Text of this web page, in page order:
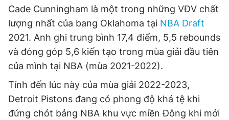
Cade Cunningham là một trong những VĐV chất
lượng nhất của bang Oklahoma tại NBA Draft
2021. Anh ghi trung bình 17,4 điểm, 5,5 rebounds
và đóng góp 5,6 kiến tạo trong mùa giải đầu tiên
của mình tại NBA (mùa 2021-2022).
Tính đến lúc này của mùa giải 2022-2023,
Detroit Pistons đang có phong độ khá tệ khi
đứng chót bảng NBA khu vực miền Đông khi mới